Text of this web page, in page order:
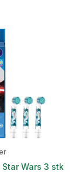
Wars 3 stk